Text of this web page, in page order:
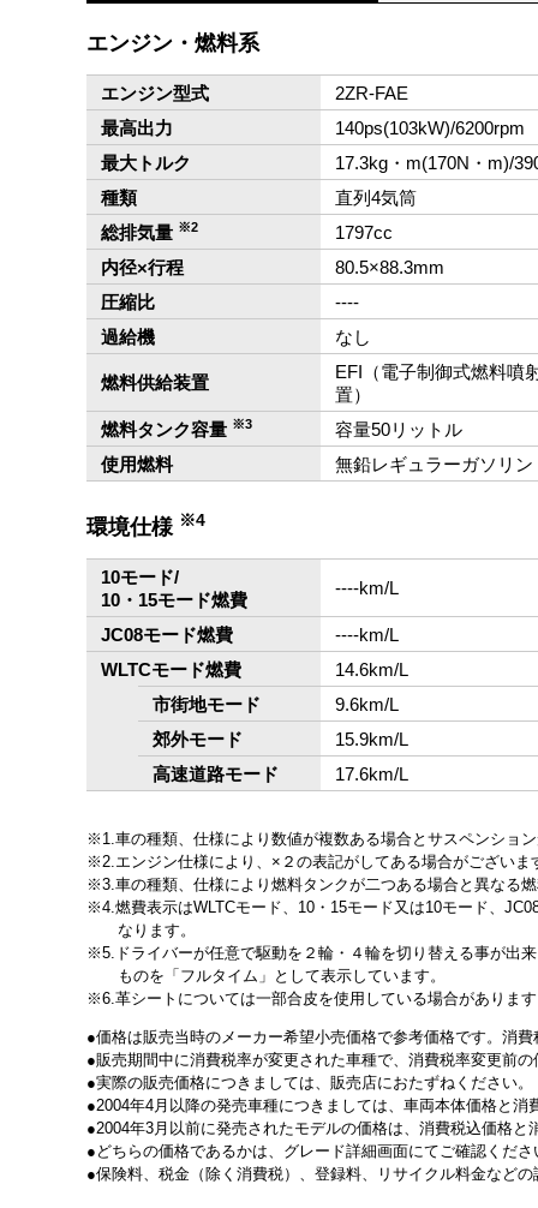
エンジン・燃料系
エンジン型式
2ZR-FAE
最高出力
140ps(103kW)/6200rpm
最大トルク
17.3kg・m(170N・m)/
種類
直列4気筒
総排気量 ※2
1797cc
内径×行程
80.5×88.3mm
圧縮比
‐‐‐‐
過給機
なし
燃料供給装置
EFI（電子制御式燃料噴
置）
燃料タンク容量 ※3
容量50リットル
使用燃料
無鉛レギュラーガソリン
環境仕様 ※4
10モード/
10・15モード燃費
‐‐‐‐km/L
JC08モード燃費
‐‐‐‐km/L
WLTCモード燃費
14.6km/L
市街地モード
9.6km/L
郊外モード
15.9km/L
高速道路モード
17.6km/L
1.車の種類、仕様により数値が複数ある場合とサスペンショ
2.エンジン仕様により、×２の表記がしてある場合がございま
3.車の種類、仕様により燃料タンクが二つある場合と異なる
4.燃費表示はWLTCモード、10・15モード又は10モード、
なります。
5.ドライバーが任意で駆動を２輪・４輪を切り替える事が出
ものを「フルタイム」として表示しています。
6.革シートについては一部合皮を使用している場合がありま
価格は販売当時のメーカー希望小売価格で参考価格です。消
販売期間中に消費税率が変更された車種で、消費税率変更前
実際の販売価格につきましては、販売店におたずねください。
2004年4月以降の発売車種につきましては、車両本体価格と
2004年3月以前に発売されたモデルの価格は、消費税込価格と
どちらの価格であるかは、グレード詳細画面にてご確認くださ
保険料、税金（除く消費税）、登録料、リサイクル料金など